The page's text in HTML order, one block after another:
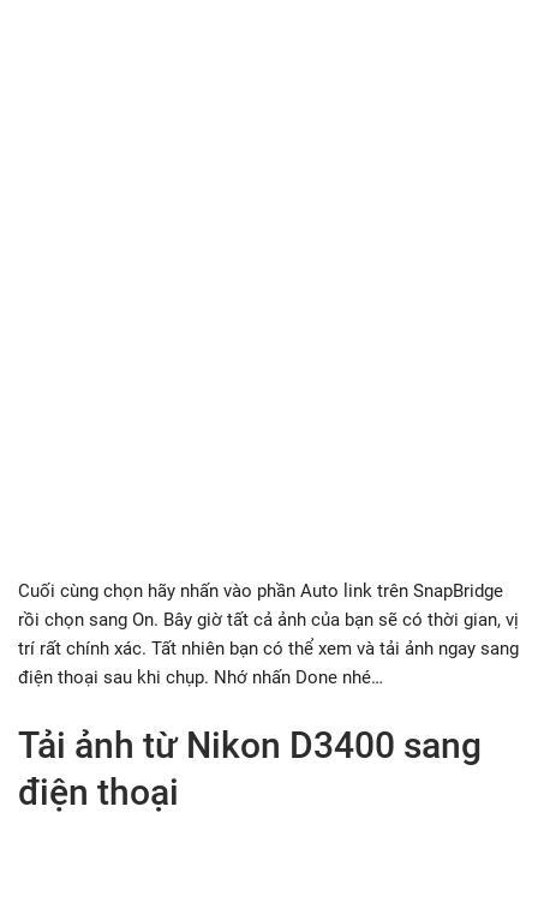
Cuối cùng chọn hãy nhấn vào phần Auto link trên SnapBridge
rồi chọn sang On. Bây giờ tất cả ảnh của bạn sẽ có thời gian, vị
trí rất chính xác. Tất nhiên bạn có thể xem và tải ảnh ngay sang
điện thoại sau khi chụp. Nhớ nhấn Done nhé…
Tải ảnh từ Nikon D3400 sang
điện thoại